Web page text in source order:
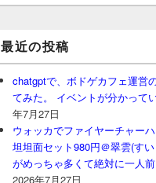
最近の投稿
chatgptで、ボドゲカフェ運営
てみた。 イベントが分かって
年7月27日
ウォッカでファイヤーチャー
坦坦面セット980円＠翠雲(す
がめっちゃ多くて絶対に一人
2026年7月27日